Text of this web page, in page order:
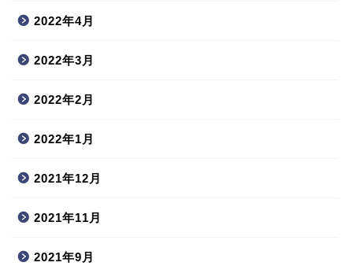
2022年4月
2022年3月
2022年2月
2022年1月
2021年12月
2021年11月
2021年9月